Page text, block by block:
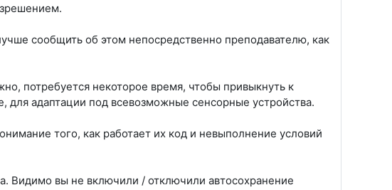
сообщить об этом непосредственно преподавателю, как
потребуется некоторое время, чтобы привыкнуть к
для адаптации под всевозможные сенсорные устройства.
того, как работает их код и невыполнение условий
Видимо вы не включили / отключили автосохранение